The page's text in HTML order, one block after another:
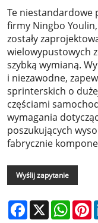
Te niestandardowe
firmy Ningbo
zostały
wielowypustowych
szybką wymianą.
i niezawodne,
sprinterskich o
częściami
wymagania
poszukujących
fabrycznie
Wyślij zapytanie
Facebook
X